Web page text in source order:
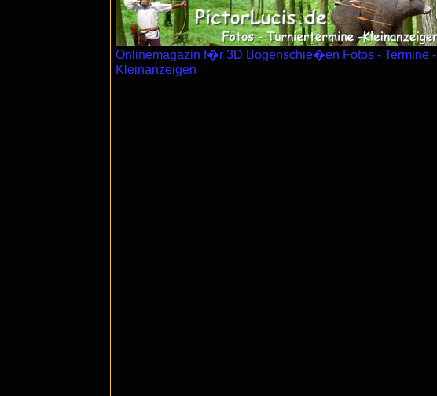
Onlinemagazin f�r 3D Bogenschie�en Fotos - Termine -
Kleinanzeigen